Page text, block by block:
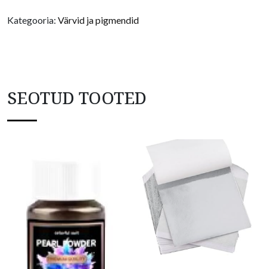
Kategooria: Värvid ja pigmendid
SEOTUD TOOTED